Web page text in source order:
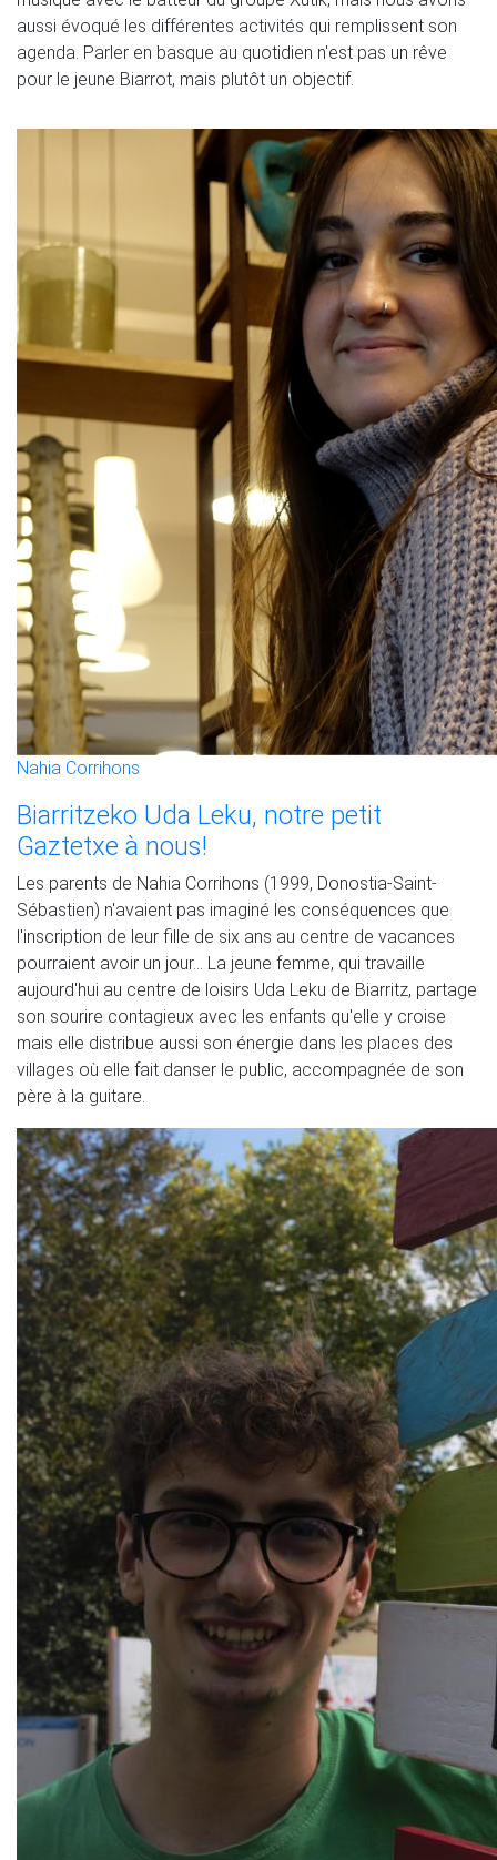
aussi évoqué les différentes activités qui remplissent son
agenda. Parler en basque au quotidien n'est pas un rêve
pour le jeune Biarrot, mais plutôt un objectif.
Nahia Corrihons
Biarritzeko Uda Leku, notre petit
Gaztetxe à nous!
Les parents de Nahia Corrihons (1999, Donostia-Saint-
Sébastien) n'avaient pas imaginé les conséquences que
l'inscription de leur fille de six ans au centre de vacances
pourraient avoir un jour... La jeune femme, qui travaille
aujourd'hui au centre de loisirs Uda Leku de Biarritz, partage
son sourire contagieux avec les enfants qu'elle y croise
mais elle distribue aussi son énergie dans les places des
villages où elle fait danser le public, accompagnée de son
père à la guitare.